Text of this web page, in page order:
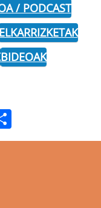
/ PODCAST
BIDEOAK